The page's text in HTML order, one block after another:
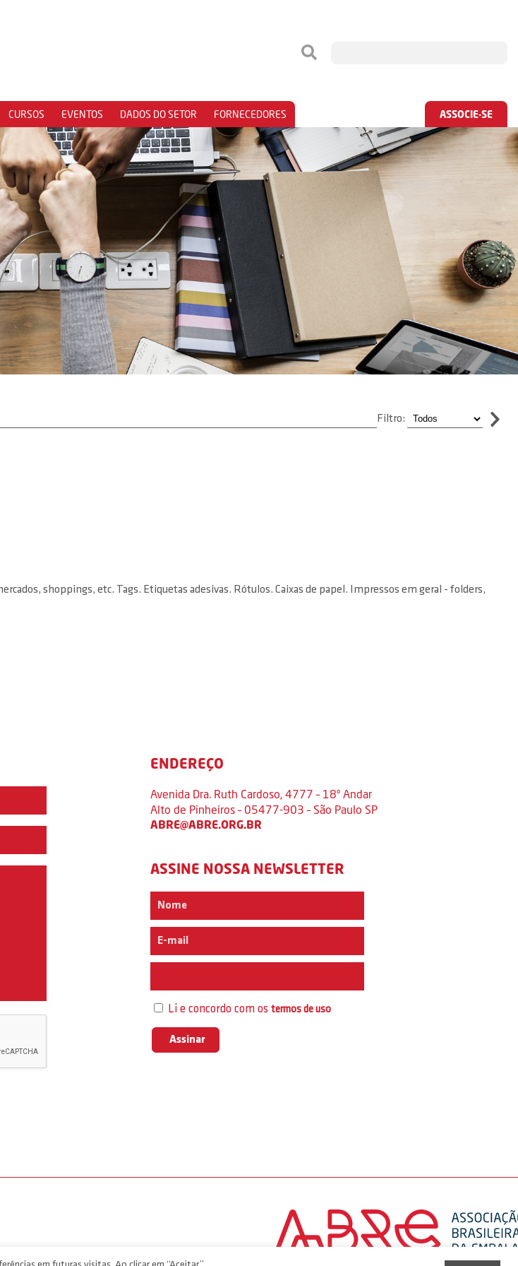
CURSOS EVENTOS DADOS DO SETOR FORNECEDORES ASSOCIE-SE
Filtro:
shoppings, etc. Tags. Etiquetas adesivas. Rótulos. Caixas de papel. Impressos em geral - folders,
ENDEREÇO
Avenida Dra. Ruth Cardoso, 4777 – 18º Andar
Alto de Pinheiros – 05477-903 – São Paulo SP
ABRE@ABRE.ORG.BR
ASSINE NOSSA NEWSLETTER
Li e concordo com ostermos de uso